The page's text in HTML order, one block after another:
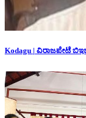
Kodagu | ವಿರಾಜಪೇಟೆ